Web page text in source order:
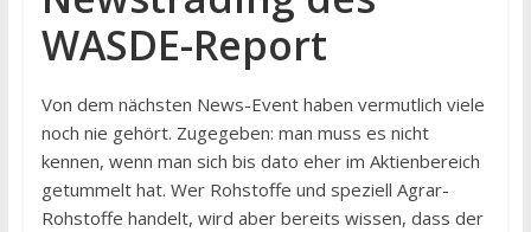
WASDE-Report
Von dem nächsten News-Event haben vermutlich viele
noch nie gehört. Zugegeben: man muss es nicht
kennen, wenn man sich bis dato eher im Aktienbereich
getummelt hat. Wer Rohstoffe und speziell Agrar-
Rohstoffe handelt, wird aber bereits wissen, dass der